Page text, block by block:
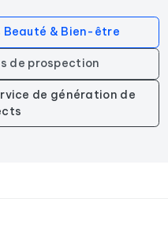
Beauté & Bien-être
de prospection
de génération de